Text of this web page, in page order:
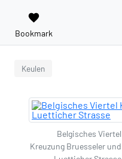
favorite
Bookmark
Keulen
Belgisches Viertel
Kreuzung Bruesseler und